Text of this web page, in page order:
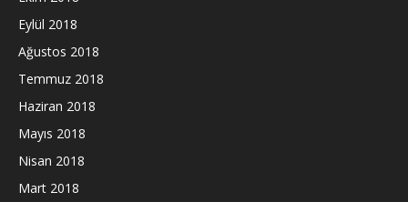
Eylül 2018
Ağustos 2018
Temmuz 2018
Haziran 2018
Mayıs 2018
Nisan 2018
Mart 2018